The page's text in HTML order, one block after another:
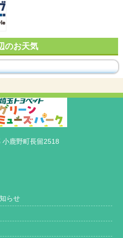
のお天気
小鹿野町長留2518
らせ